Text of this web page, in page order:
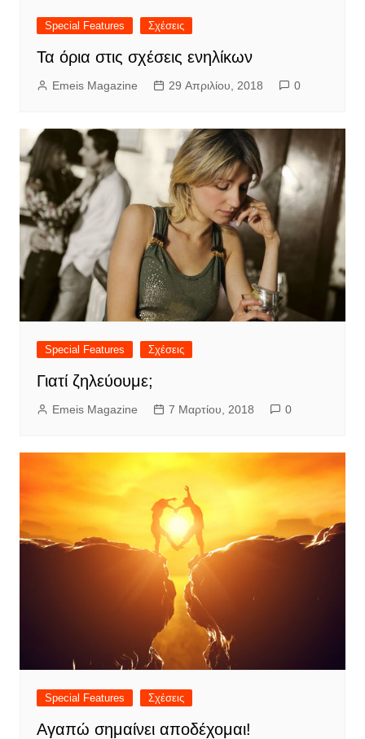
Special Features Σχέσεις
Τα όρια στις σχέσεις ενηλίκων
Emeis Magazine 29 Απριλίου, 2018 0
Special Features Σχέσεις
Γιατί ζηλεύουμε;
Emeis Magazine 7 Μαρτίου, 2018 0
Special Features Σχέσεις
Αγαπώ σημαίνει αποδέχομαι!